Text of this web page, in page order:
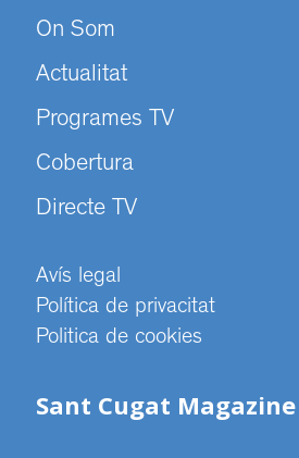
On Som
Actualitat
Programes TV
Cobertura
Directe TV
Avís legal
Política de privacitat
Politica de cookies
Sant Cugat Magazine